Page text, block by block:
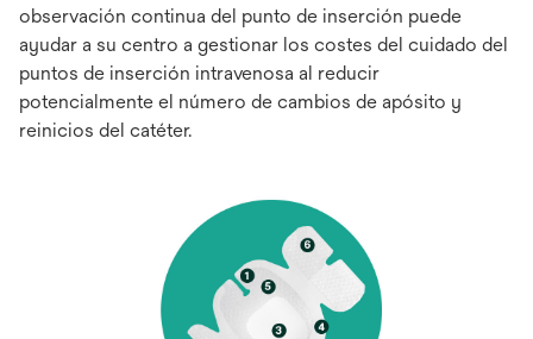
observación continua del punto de inserción puede
ayudar a su centro a gestionar los costes del cuidado del
puntos de inserción intravenosa al reducir
potencialmente el número de cambios de apósito y
reinicios del catéter.